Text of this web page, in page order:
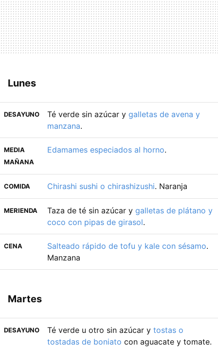
Lunes
DESAYUNO Té verde sin azúcar y galletas de avena y
manzana.
MEDIA
MAÑANA
Edamames especiados al horno.
COMIDA Chirashi sushi o chirashizushi. Naranja
MERIENDA Taza de té sin azúcar y galletas de plátano y
coco con pipas de girasol.
CENA Salteado rápido de tofu y kale con sésamo.
Manzana
Martes
DESAYUNO Té verde u otro sin azúcar y tostas o
tostadas de boniato con aguacate y tomate.